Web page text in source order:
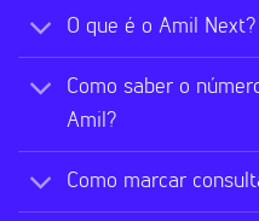
O que é o Amil Next?
Como saber o
Amil?
Como marcar